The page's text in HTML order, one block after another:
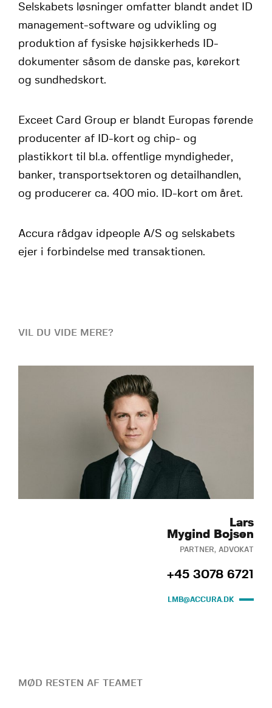
Selskabets løsninger omfatter blandt andet ID
management-software og udvikling og
produktion af fysiske højsikkerheds ID-
dokumenter såsom de danske pas, kørekort
og sundhedskort.
Exceet Card Group er blandt Europas førende
producenter af ID-kort og chip- og
plastikkort til bl.a. offentlige myndigheder,
banker, transportsektoren og detailhandlen,
og producerer ca. 400 mio. ID-kort om året.
Accura rådgav idpeople A/S og selskabets
ejer i forbindelse med transaktionen.
VIL DU VIDE MERE?
Lars
Mygind Bojsen
PARTNER, ADVOKAT
+45 3078 6721
LMB@ACCURA.DK
MØD RESTEN AF TEAMET